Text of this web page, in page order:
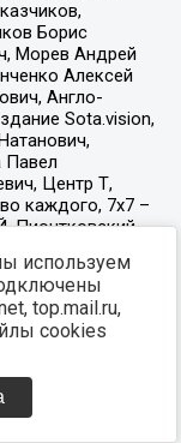
используем
top.mail.ru,
cookies